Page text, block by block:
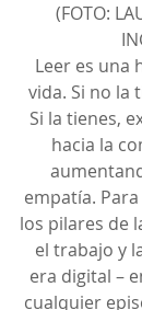
(FOTO:
Leer es una
vida. Si no la
Si la tienes,
hacia la
empatía.
los pilares de
el trabajo y
era digital –
cualquier